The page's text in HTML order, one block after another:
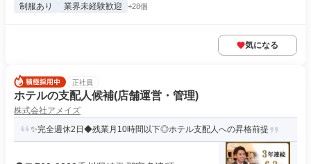
制服あり 業界未経験歓迎 +28個
気になる
正社員
ホテルの支配人候補(店舗運営・管理)
株式会社アメイズ
✨完全週休2日◆残業月10時間以下◎ホテル支配人への昇格前提